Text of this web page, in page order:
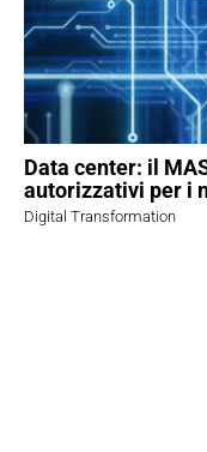
Data center: il
autorizzativi per i
Digital Transformation